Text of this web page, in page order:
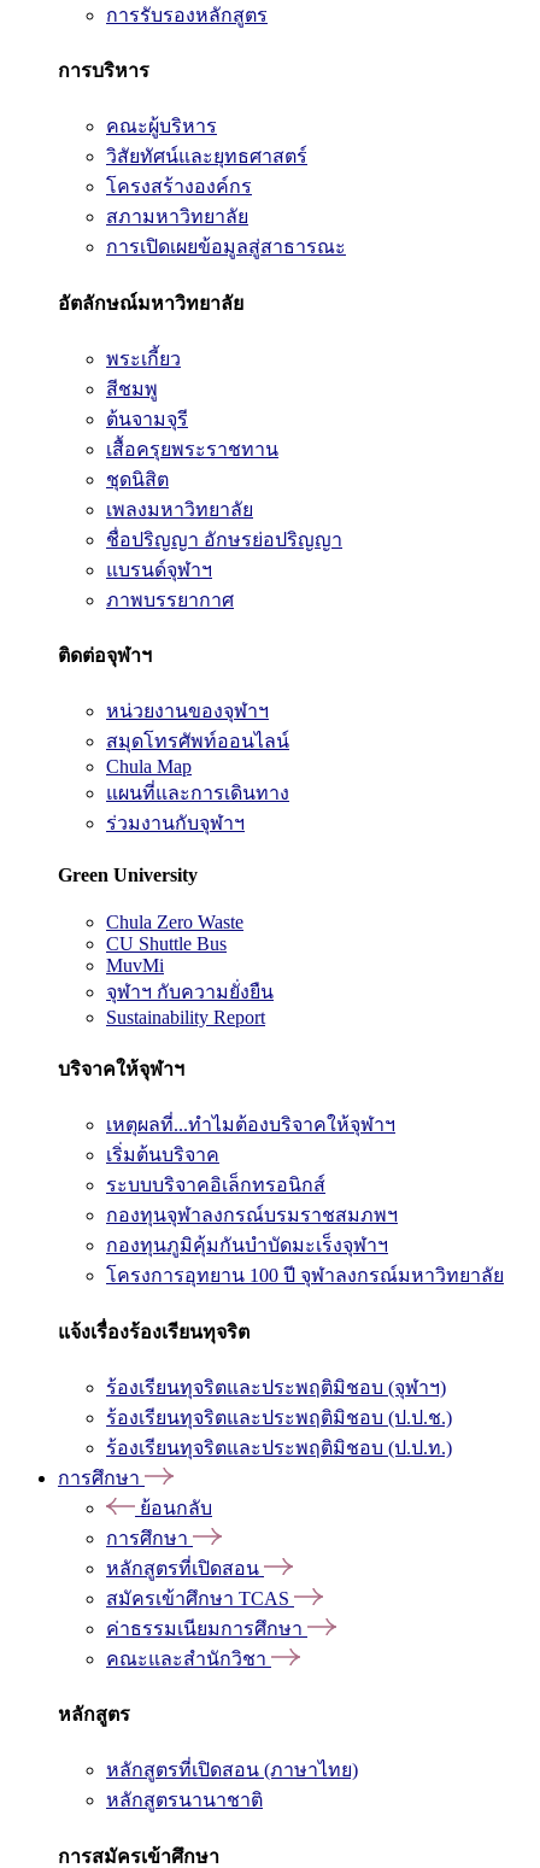
การรับรองหลักสูตร
การบริหาร
คณะผู้บริหาร
วิสัยทัศน์และยุทธศาสตร์
โครงสร้างองค์กร
สภามหาวิทยาลัย
การเปิดเผยข้อมูลสู่สาธารณะ
อัตลักษณ์มหาวิทยาลัย
พระเกี้ยว
สีชมพู
ต้นจามจุรี
เสื้อครุยพระราชทาน
ชุดนิสิต
เพลงมหาวิทยาลัย
ชื่อปริญญา อักษรย่อปริญญา
แบรนด์จุฬาฯ
ภาพบรรยากาศ
ติดต่อจุฬาฯ
หน่วยงานของจุฬาฯ
สมุดโทรศัพท์ออนไลน์
Chula Map
แผนที่และการเดินทาง
ร่วมงานกับจุฬาฯ
Green University
Chula Zero Waste
CU Shuttle Bus
MuvMi
จุฬาฯ กับความยั่งยืน
Sustainability Report
บริจาคให้จุฬาฯ
เหตุผลที่...ทำไมต้องบริจาคให้จุฬาฯ
เริ่มต้นบริจาค
ระบบบริจาคอิเล็กทรอนิกส์
กองทุนจุฬาลงกรณ์บรมราชสมภพฯ
กองทุนภูมิคุ้มกันบำบัดมะเร็งจุฬาฯ
โครงการอุทยาน 100 ปี จุฬาลงกรณ์มหาวิทยาลัย
แจ้งเรื่องร้องเรียนทุจริต
ร้องเรียนทุจริตและประพฤติมิชอบ (จุฬาฯ)
ร้องเรียนทุจริตและประพฤติมิชอบ (ป.ป.ช.)
ร้องเรียนทุจริตและประพฤติมิชอบ (ป.ป.ท.)
การศึกษา
ย้อนกลับ
การศึกษา
หลักสูตรที่เปิดสอน
สมัครเข้าศึกษา TCAS
ค่าธรรมเนียมการศึกษา
คณะและสำนักวิชา
หลักสูตร
หลักสูตรที่เปิดสอน (ภาษาไทย)
หลักสูตรนานาชาติ
การสมัครเข้าศึกษา